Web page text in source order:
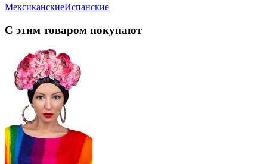
МексиканскиеИспанские
С этим товаром покупают